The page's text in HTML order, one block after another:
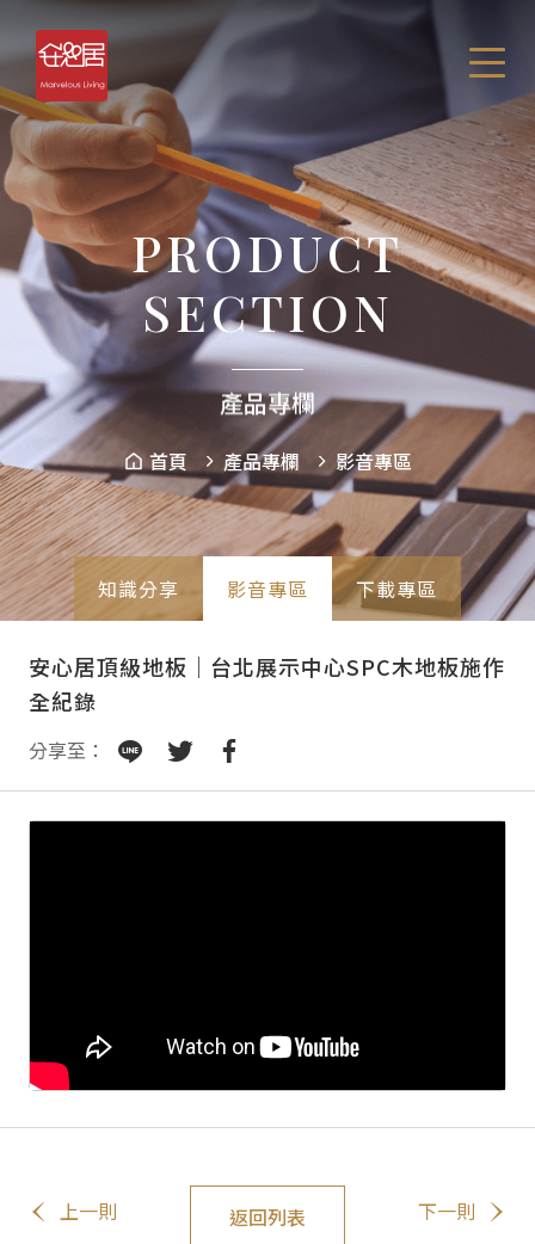
PRODUCT
SECTION
產品專欄
首頁 產品專欄 影音專區
知識分享 影音專區 下載專區
安心居頂級地板｜台北展示中心SPC木地板施作
全紀錄
分享至：
上一則 返回列表 下一則